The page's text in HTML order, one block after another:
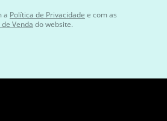
a Política de Privacidade e com as
Venda do website.